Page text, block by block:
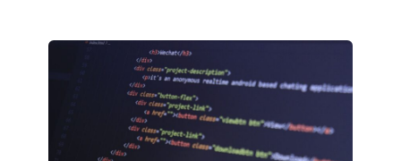
ПОЛЕЗНЫХ
ИНСТРУМЕНТОВ
ДЛЯ
РАБОТЫ